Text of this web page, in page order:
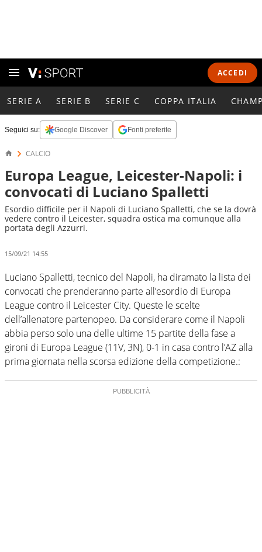
ACCEDI
SERIE A SERIE B SERIE C COPPA ITALIA
Seguici su: Google Discover Fonti preferite
CALCIO
Europa League, Leicester-Napoli: i
convocati di Luciano Spalletti
Esordio difficile per il Napoli di Luciano Spalletti, che se la dovrà
vedere contro il Leicester, squadra ostica ma comunque alla
portata degli Azzurri.
15/09/21 14:55
Luciano Spalletti, tecnico del Napoli, ha diramato la lista dei
convocati che prenderanno parte all’esordio di Europa
League contro il Leicester City. Queste le scelte
dell’allenatore partenopeo. Da considerare come il Napoli
abbia perso solo una delle ultime 15 partite della fase a
gironi di Europa League (11V, 3N), 0-1 in casa contro l’AZ alla
prima giornata nella scorsa edizione della competizione.: